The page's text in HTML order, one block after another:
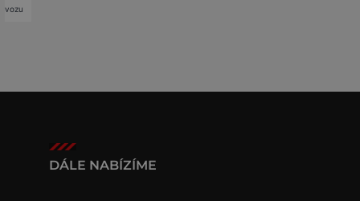
vozu
DÁLE NABÍZÍME